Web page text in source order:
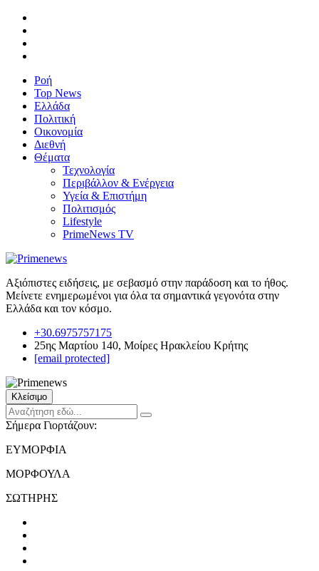
Ροή
Top News
Ελλάδα
Πολιτική
Οικονομία
Διεθνή
Θέματα
Τεχνολογία
Περιβάλλον & Ενέργεια
Υγεία & Επιστήμη
Πολιτισμός
Lifestyle
PrimeNews TV
Αξιόπιστες ειδήσεις, με σεβασμό στην παράδοση και το ήθος.
Μείνετε ενημερωμένοι για όλα τα σημαντικά γεγονότα στην
Ελλάδα και τον κόσμο.
+30.6975757175
25ης Μαρτίου 140, Μοίρες Ηρακλείου Κρήτης
[email protected]
Κλείσιμο
Σήμερα Γιορτάζουν:
ΕΥΜΟΡΦΙΑ
ΜΟΡΦΟΥΛΑ
ΣΩΤΗΡΗΣ